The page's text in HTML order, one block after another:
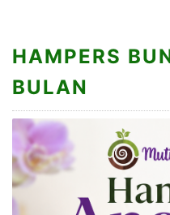
HAMPERS
BULAN